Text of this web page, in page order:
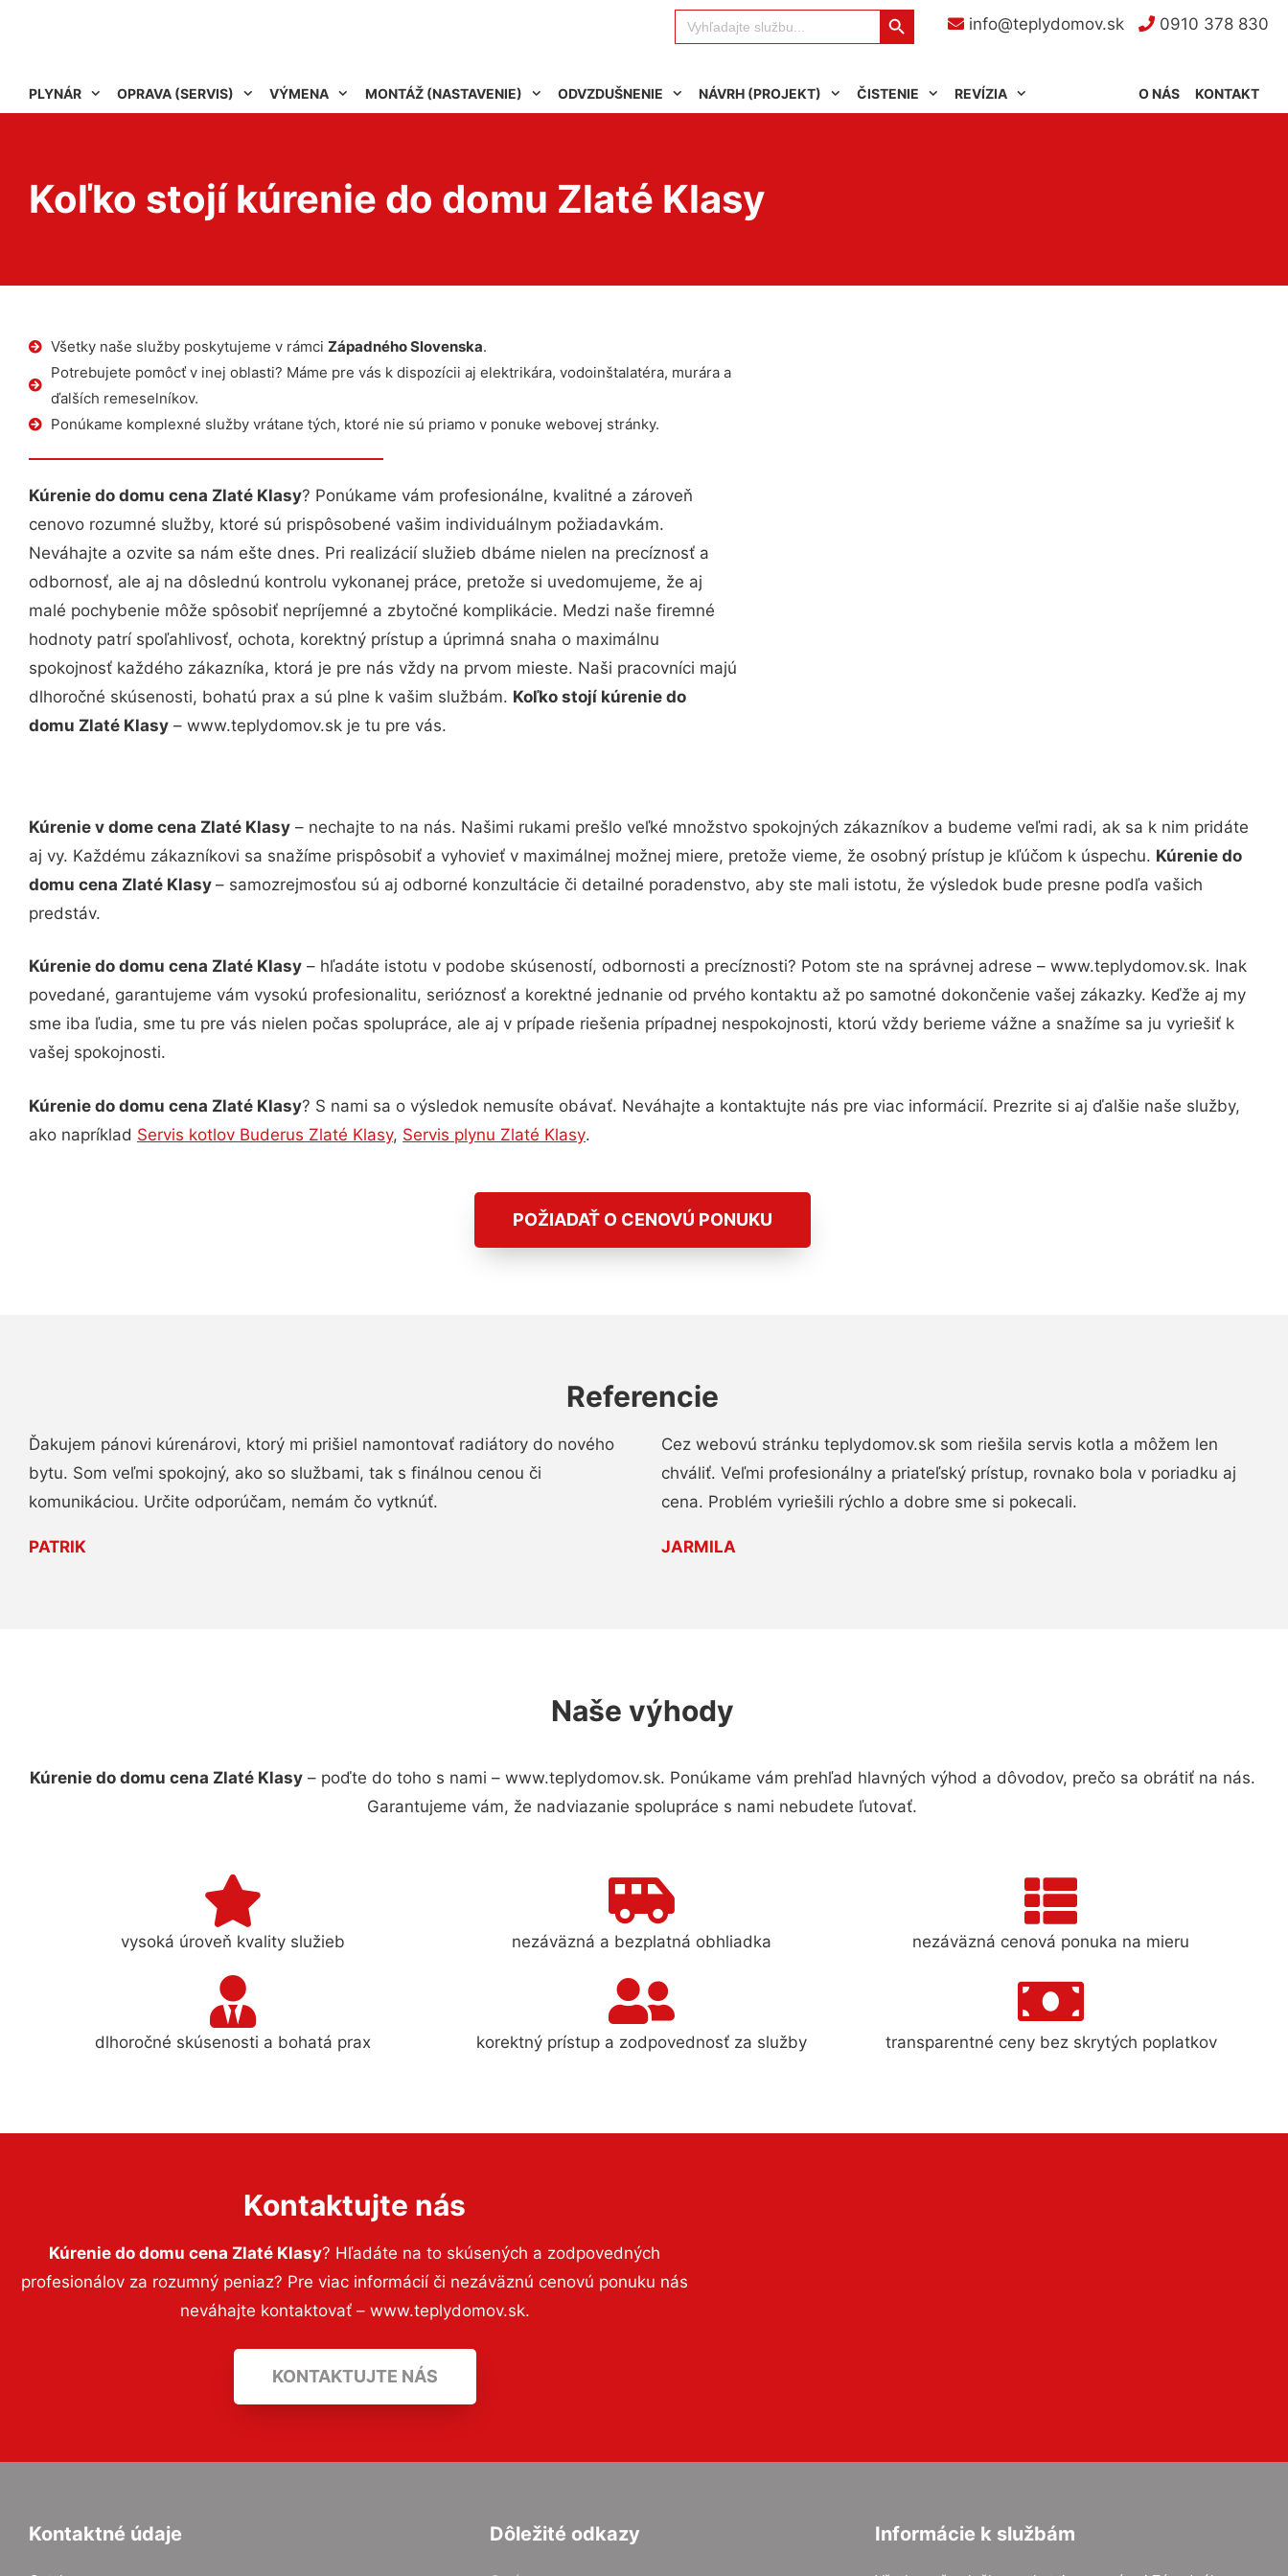
info@teplydomov.sk 0910 378 830
Search
for:
Search Button
PLYNÁR OPRAVA (SERVIS) VÝMENA MONTÁŽ (NASTAVENIE) ODVZDUŠNENIE NÁVRH (PROJEKT) ČISTENIE REVÍZIA KONTAKT
O NÁS
Koľko stojí kúrenie do domu Zlaté Klasy
Všetky naše služby poskytujeme v rámci Západného Slovenska.
Potrebujete pomôcť v inej oblasti? Máme pre vás k dispozícii aj elektrikára, vodoinštalatéra, murára a
ďalších remeselníkov.
Ponúkame komplexné služby vrátane tých, ktoré nie sú priamo v ponuke webovej stránky.
Kúrenie do domu cena Zlaté Klasy? Ponúkame vám profesionálne, kvalitné a zároveň
cenovo rozumné služby, ktoré sú prispôsobené vašim individuálnym požiadavkám.
Neváhajte a ozvite sa nám ešte dnes. Pri realizácií služieb dbáme nielen na precíznosť a
odbornosť, ale aj na dôslednú kontrolu vykonanej práce, pretože si uvedomujeme, že aj
malé pochybenie môže spôsobiť nepríjemné a zbytočné komplikácie. Medzi naše firemné
hodnoty patrí spoľahlivosť, ochota, korektný prístup a úprimná snaha o maximálnu
spokojnosť každého zákazníka, ktorá je pre nás vždy na prvom mieste. Naši pracovníci majú
dlhoročné skúsenosti, bohatú prax a sú plne k vašim službám. Koľko stojí kúrenie do
domu Zlaté Klasy – www.teplydomov.sk je tu pre vás.
Kúrenie v dome cena Zlaté Klasy – nechajte to na nás. Našimi rukami prešlo veľké množstvo spokojných zákazníkov a budeme veľmi radi, ak sa k nim pridáte
aj vy. Každému zákazníkovi sa snažíme prispôsobiť a vyhovieť v maximálnej možnej miere, pretože vieme, že osobný prístup je kľúčom k úspechu. Kúrenie do
domu cena Zlaté Klasy – samozrejmosťou sú aj odborné konzultácie či detailné poradenstvo, aby ste mali istotu, že výsledok bude presne podľa vašich
predstáv.
Kúrenie do domu cena Zlaté Klasy – hľadáte istotu v podobe skúseností, odbornosti a precíznosti? Potom ste na správnej adrese – www.teplydomov.sk. Inak
povedané, garantujeme vám vysokú profesionalitu, serióznosť a korektné jednanie od prvého kontaktu až po samotné dokončenie vašej zákazky. Keďže aj my
sme iba ľudia, sme tu pre vás nielen počas spolupráce, ale aj v prípade riešenia prípadnej nespokojnosti, ktorú vždy berieme vážne a snažíme sa ju vyriešiť k
vašej spokojnosti.
Kúrenie do domu cena Zlaté Klasy? S nami sa o výsledok nemusíte obávať. Neváhajte a kontaktujte nás pre viac informácií. Prezrite si aj ďalšie naše služby,
ako napríklad Servis kotlov Buderus Zlaté Klasy, Servis plynu Zlaté Klasy.
POŽIADAŤ O CENOVÚ PONUKU
Referencie
Ďakujem pánovi kúrenárovi, ktorý mi prišiel namontovať radiátory do nového
bytu. Som veľmi spokojný, ako so službami, tak s finálnou cenou či
komunikáciou. Určite odporúčam, nemám čo vytknúť.
PATRIK
Cez webovú stránku teplydomov.sk som riešila servis kotla a môžem len
chváliť. Veľmi profesionálny a priateľský prístup, rovnako bola v poriadku aj
cena. Problém vyriešili rýchlo a dobre sme si pokecali.
JARMILA
Naše výhody
Kúrenie do domu cena Zlaté Klasy– poďte do toho s nami – www.teplydomov.sk. Ponúkame vám prehľad hlavných výhod a dôvodov, prečo sa obrátiť na nás.
Garantujeme vám, že nadviazanie spolupráce s nami nebudete ľutovať.
vysoká úroveň kvality služieb nezáväzná a bezplatná obhliadka nezáväzná cenová ponuka na mieru
dlhoročné skúsenosti a bohatá prax korektný prístup a zodpovednosť za služby transparentné ceny bez skrytých poplatkov
Kontaktujte nás
Kúrenie do domu cena Zlaté Klasy? Hľadáte na to skúsených a zodpovedných
profesionálov za rozumný peniaz? Pre viac informácií či nezáväznú cenovú ponuku nás
neváhajte kontaktovať – www.teplydomov.sk.
KONTAKTUJTE NÁS
Kontaktné údaje Dôležité odkazy Informácie k službám